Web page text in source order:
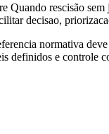
rescisão sem
decisao,
normativa
definidos e controle